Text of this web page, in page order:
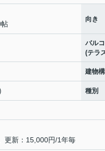
向き
バル
(テラ
建物
種別
更新：15,000円/1年毎